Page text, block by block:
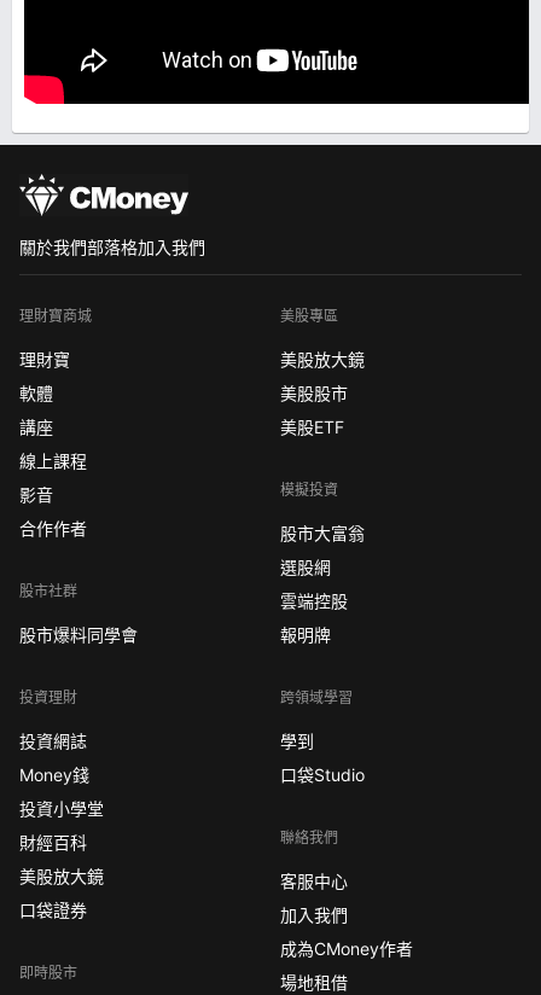
關於我們部落格加入我們
理財寶商城
理財寶
軟體
講座
線上課程
影音
合作作者
股市社群
股市爆料同學會
投資理財
投資網誌
Money錢
投資小學堂
財經百科
美股放大鏡
口袋證券
即時股市
美股專區
美股放大鏡
美股股市
美股ETF
模擬投資
股市大富翁
選股網
雲端控股
報明牌
跨領域學習
學到
口袋Studio
聯絡我們
客服中心
加入我們
成為CMoney作者
場地租借